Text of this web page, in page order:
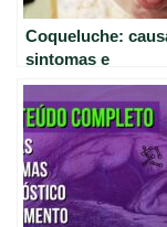
Coqueluche:
sintomas e
tratamento
explicados de
simples